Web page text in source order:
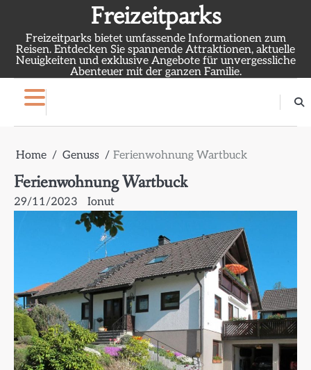
content
Freizeitparks
Freizeitparks bietet umfassende Informationen zum
Reisen. Entdecken Sie spannende Attraktionen, aktuelle
Neuigkeiten und exklusive Angebote für unvergessliche
Abenteuer mit der ganzen Familie.
Home Genuss Ferienwohnung Wartbuck
Ferienwohnung Wartbuck
29/11/2023 Ionut